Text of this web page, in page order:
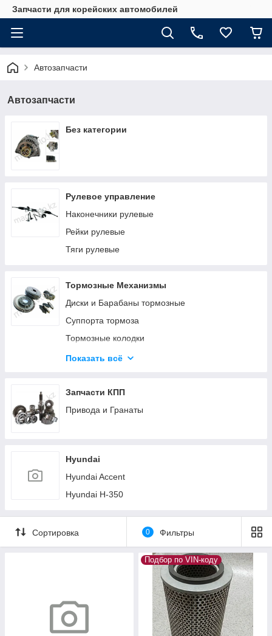
Запчасти для корейских автомобилей
Автозапчасти
Автозапчасти
Без категории
Рулевое управление
Наконечники рулевые
Рейки рулевые
Тяги рулевые
Тормозные Механизмы
Диски и Барабаны тормозные
Суппорта тормоза
Тормозные колодки
Тормозные механизмы (Прочее)
Цилиндры тормоза
Шланги тормозные
Показать всё
Запчасти КПП
Привода и Гранаты
Hyundai
Hyundai Accent
Hyundai H-350
Сортировка 0 Фильтры
Подбор по VIN-коду